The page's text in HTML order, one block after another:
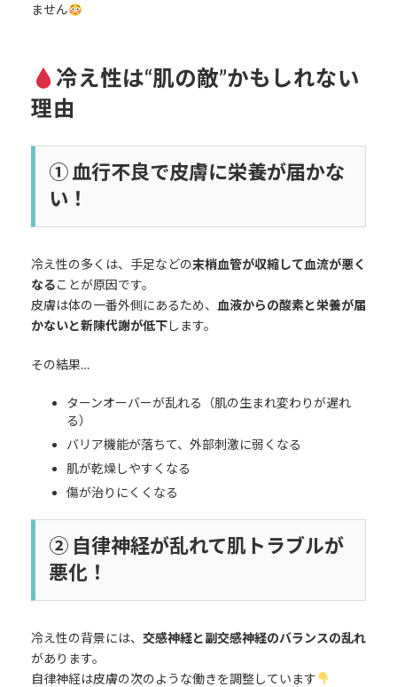
ません
冷え性は“肌の敵”かもしれない
理由
① 血行不良で皮膚に栄養が届かな
い！
冷え性の多くは、手足などの末梢血管が収縮して血流が悪く
なることが原因です。
皮膚は体の一番外側にあるため、
血液からの酸素と栄養が届
かないと新陳代謝が低下します。
その結果…
ターンオーバーが乱れる（肌の生まれ変わりが遅れ
る）
バリア機能が落ちて、外部刺激に弱くなる
肌が乾燥しやすくなる
傷が治りにくくなる
② 自律神経が乱れて肌トラブルが
悪化！
冷え性の背景には、 交感神経と副交感神経のバランスの乱れ
があります。
自律神経は皮膚の次のような働きを調整しています